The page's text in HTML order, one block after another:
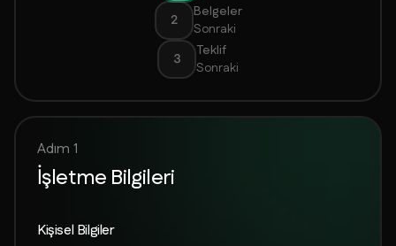
2
Belgeler
Sonraki
3
Teklif
Sonraki
Adım 1
İşletme Bilgileri
Kişisel Bilgiler